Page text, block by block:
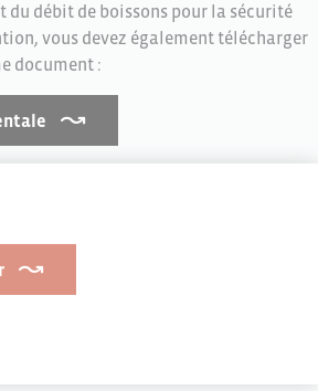
du débit de boissons pour la sécurité
vous devez également télécharger
document :